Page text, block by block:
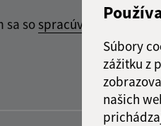
Súbory
zážitku z
našich
sa sospracúvaním